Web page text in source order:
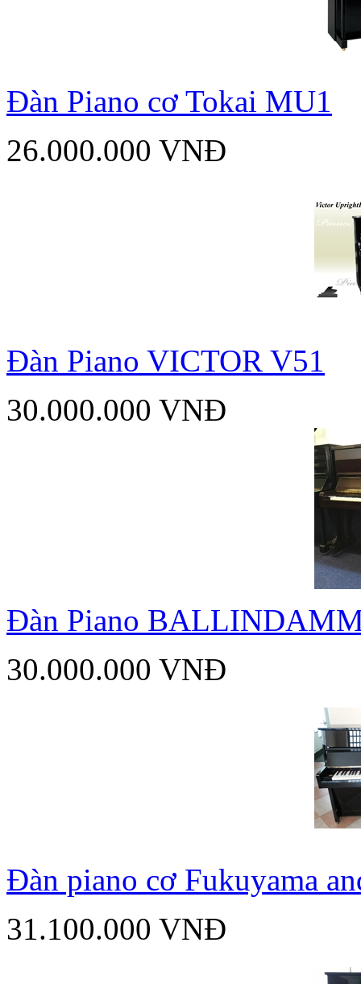
Đàn Piano cơ Tokai MU1
26.000.000 VNĐ
Đàn Piano VICTOR V51
30.000.000 VNĐ
Đàn Piano
30.000.000 VNĐ
Đàn piano cơ Fukuyama
31.100.000 VNĐ